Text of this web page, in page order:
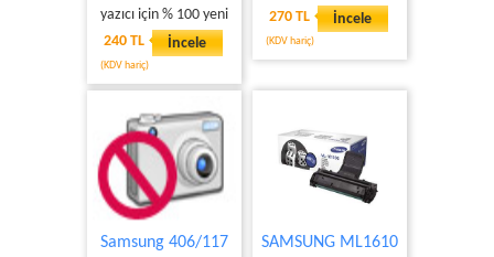
yazıcı için % 100 yeni
240 TL
(KDV hariç)
İncele
270 TL
(KDV hariç)
İncele
Samsung 406/117
SAMSUNG ML1610